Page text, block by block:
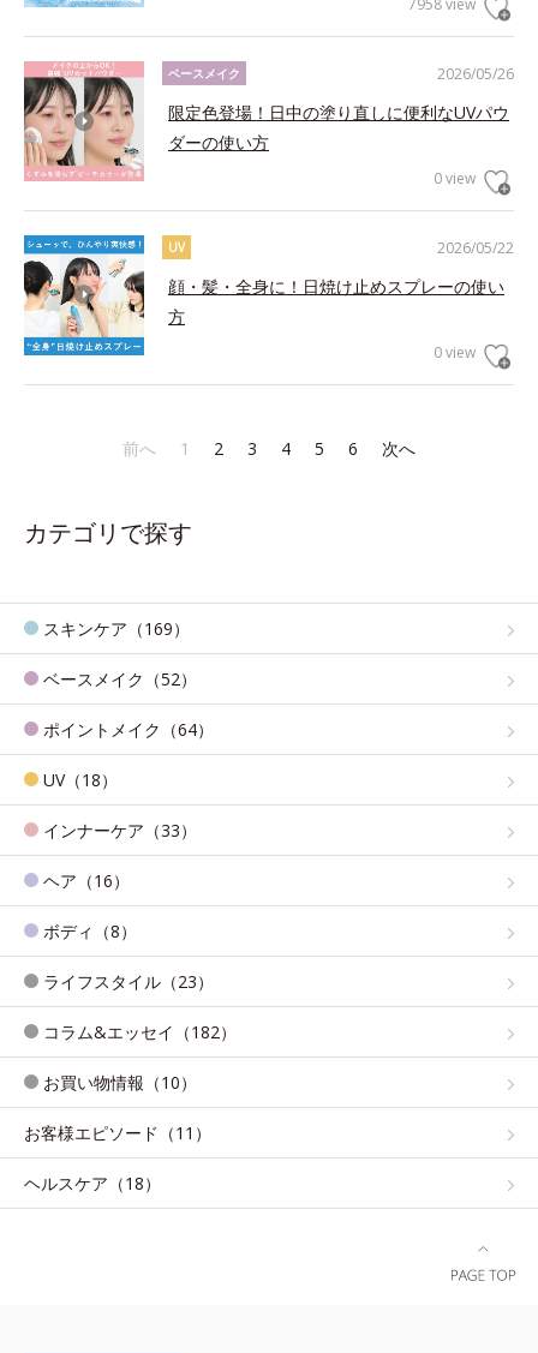
7958 view
2026/05/26
ベースメイク
限定色登場！日中の塗り直しに便利なUVパウ
ダーの使い方
0 view
2026/05/22
UV
顔・髪・全身に！日焼け止めスプレーの使い
方
0 view
前へ 1 2 3 4 5 6 次へ
カテゴリで探す
スキンケア（169）
ベースメイク（52）
ポイントメイク（64）
UV（18）
インナーケア（33）
ヘア（16）
ボディ（8）
ライフスタイル（23）
コラム&エッセイ（182）
お買い物情報（10）
お客様エピソード（11）
ヘルスケア（18）